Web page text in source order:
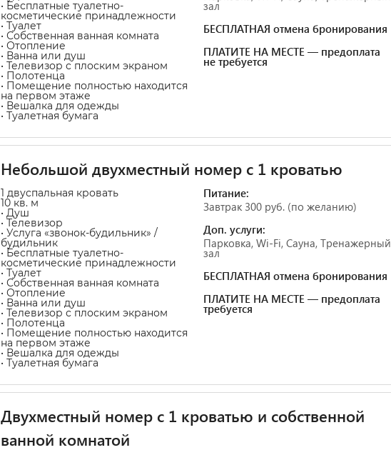
• Бесплатные туалетно-
косметические принадлежности
• Туалет
• Собственная ванная комната
• Отопление
• Ванна или душ
• Телевизор с плоским экраном
• Полотенца
• Помещение полностью находится
на первом этаже
• Вешалка для одежды
• Туалетная бумага
зал
БЕСПЛАТНАЯ отмена бронирования
ПЛАТИТЕ НА МЕСТЕ — предоплата
не требуется
Небольшой двухместный номер с 1 кроватью
1 двуспальная кровать
10 кв. м
• Душ
• Телевизор
• Услуга «звонок-будильник» /
будильник
• Бесплатные туалетно-
косметические принадлежности
• Туалет
• Собственная ванная комната
• Отопление
• Ванна или душ
• Телевизор с плоским экраном
• Полотенца
• Помещение полностью находится
на первом этаже
• Вешалка для одежды
• Туалетная бумага
Питание:
Завтрак 300 руб. (по желанию)
Доп. услуги:
Парковка, Wi-Fi, Сауна, Тренажерный
зал
БЕСПЛАТНАЯ отмена бронирования
ПЛАТИТЕ НА МЕСТЕ — предоплата
требуется
Двухместный номер с 1 кроватью и собственной
ванной комнатой